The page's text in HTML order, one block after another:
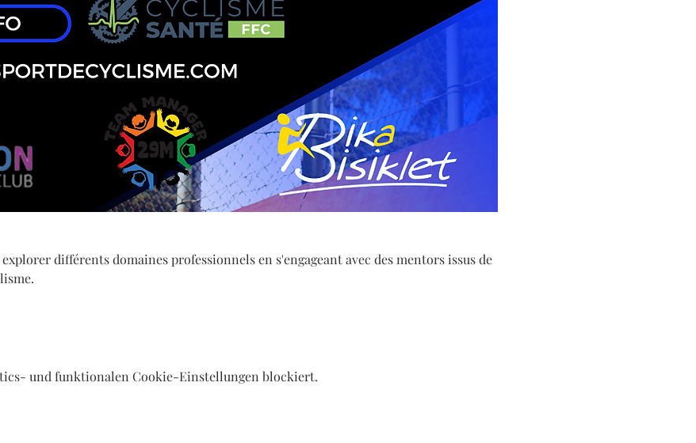
différents domaines professionnels en s'engageant avec des mentors issus de
und funktionalen Cookie-Einstellungen blockiert.